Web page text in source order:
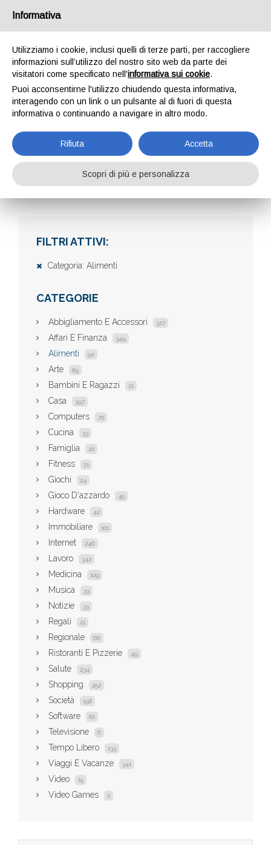
AZIENDE
Aziende
FILTRI ATTIVI:
Categoria: Alimenti
CATEGORIE
Abbigliamento E Accessori 327
Affari E Finanza 349
Alimenti 90
Arte 89
Bambini E Ragazzi 21
Casa 397
Computers 70
Cucina 33
Famiglia 20
Fitness 21
Giochi 24
Gioco D'azzardo 45
Hardware 42
Immobiliare 101
Internet 246
Lavoro 342
Medicina 109
Musica 33
Notizie 33
Regali 21
Regionale 66
Ristoranti E Pizzerie 49
Salute 234
Shopping 252
Società 198
Software 82
Televisione 6
Tempo Libero 133
Viaggi E Vacanze 341
Video 15
Video Games 2
Informativa
Utilizziamo i cookie, inclusi quelli di terze parti, per raccogliere
informazioni sull’utilizzo del nostro sito web da parte dei
visitatori come specificato nell'informativa sui cookie.
Puoi acconsentirne l'utilizzo chiudendo questa informativa,
interagendo con un link o un pulsante al di fuori di questa
informativa o continuando a navigare in altro modo.
Rifiuta Accetta
Scopri di più e personalizza